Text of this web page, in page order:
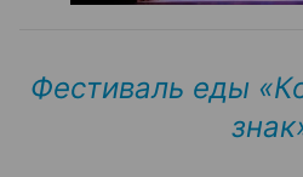
Фестиваль еды